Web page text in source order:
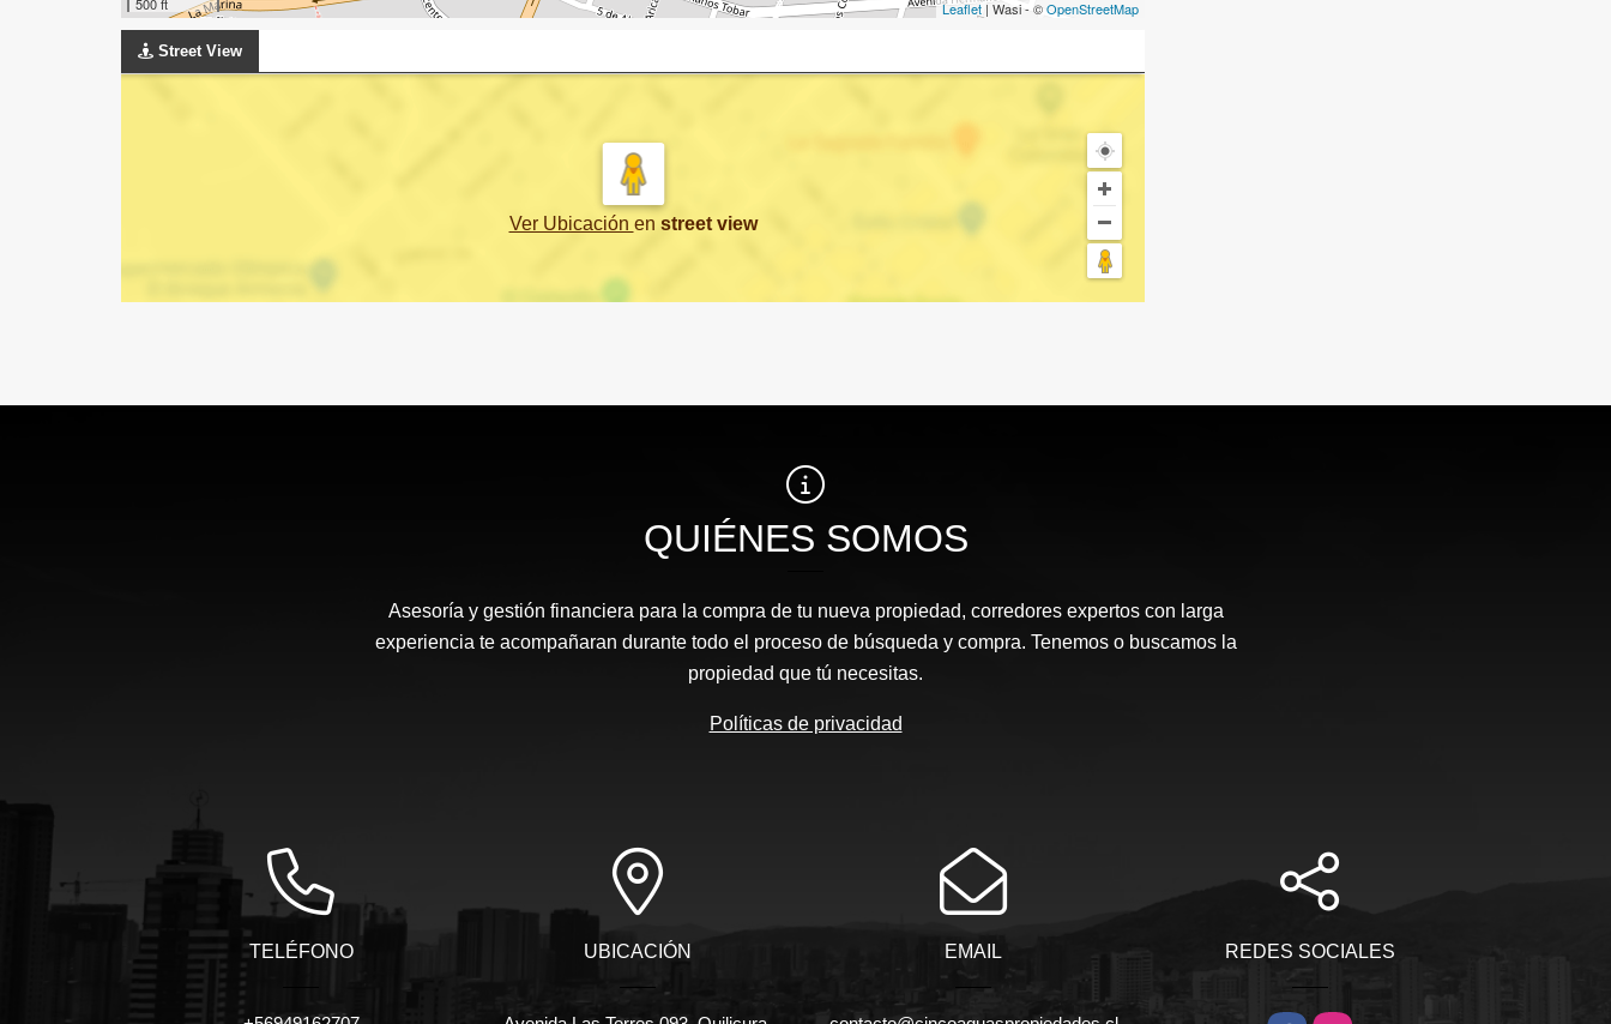
Leaflet | Wasi - ©OpenStreetMap
Street View
Ver Ubicación en street view
QUIÉNES SOMOS
Asesoría y gestión financiera para la compra de tu nueva propiedad, corredores expertos con larga
experiencia te acompañaran durante todo el proceso de búsqueda y compra. Tenemos o buscamos la
propiedad que tú necesitas.
Políticas de privacidad
TELÉFONO UBICACIÓN EMAIL REDES SOCIALES